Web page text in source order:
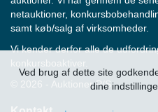
Ved brug af dette site
dine
netauktioner,
samt køb/salg af virksomheder.
Vi kender derfor alle de
konkursboaktiver.
© 2026 - Auktioner P/S